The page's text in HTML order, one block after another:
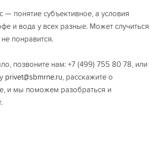
— понятие субъективное, а условия
и вода у всех разные. Может случиться
понравится.
позвоните нам: +7 (499) 755 80 78, или
privet@sbmrne.ru , расскажите о
и мы поможем разобраться и